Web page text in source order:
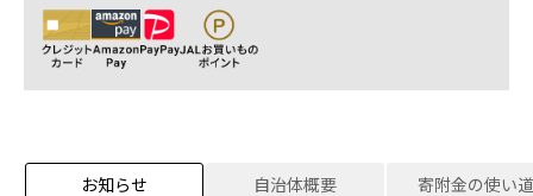
お知らせ 自治体概要 寄附金の使い道